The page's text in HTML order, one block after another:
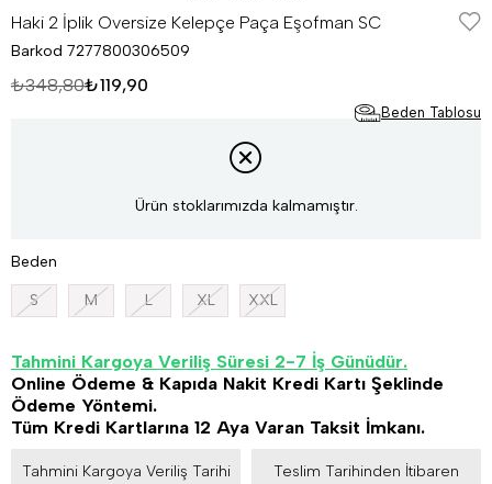
Haki 2 İplik Oversize Kelepçe Paça Eşofman SC
Barkod 7277800306509
₺348,80₺119,90
Beden Tablosu
Ürün stoklarımızda kalmamıştır.
Beden
S M L XL XXL
Tahmini Kargoya Veriliş Süresi 2-7 İş Günüdür.
Online Ödeme & Kapıda Nakit Kredi Kartı Şeklinde
Ödeme Yöntemi.
Tüm Kredi Kartlarına 12 Aya Varan Taksit İmkanı.
Tahmini Kargoya Veriliş Tarihi
Teslim Tarihinden İtibaren